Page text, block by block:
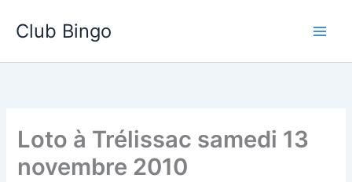
Club Bingo
Loto à Trélissac samedi 13
novembre 2010